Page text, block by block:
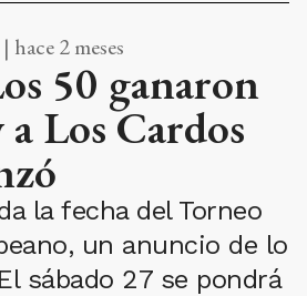
2 meses
50 ganaron
a Los Cardos
la fecha del Torneo
un anuncio de lo
sábado 27 se pondrá